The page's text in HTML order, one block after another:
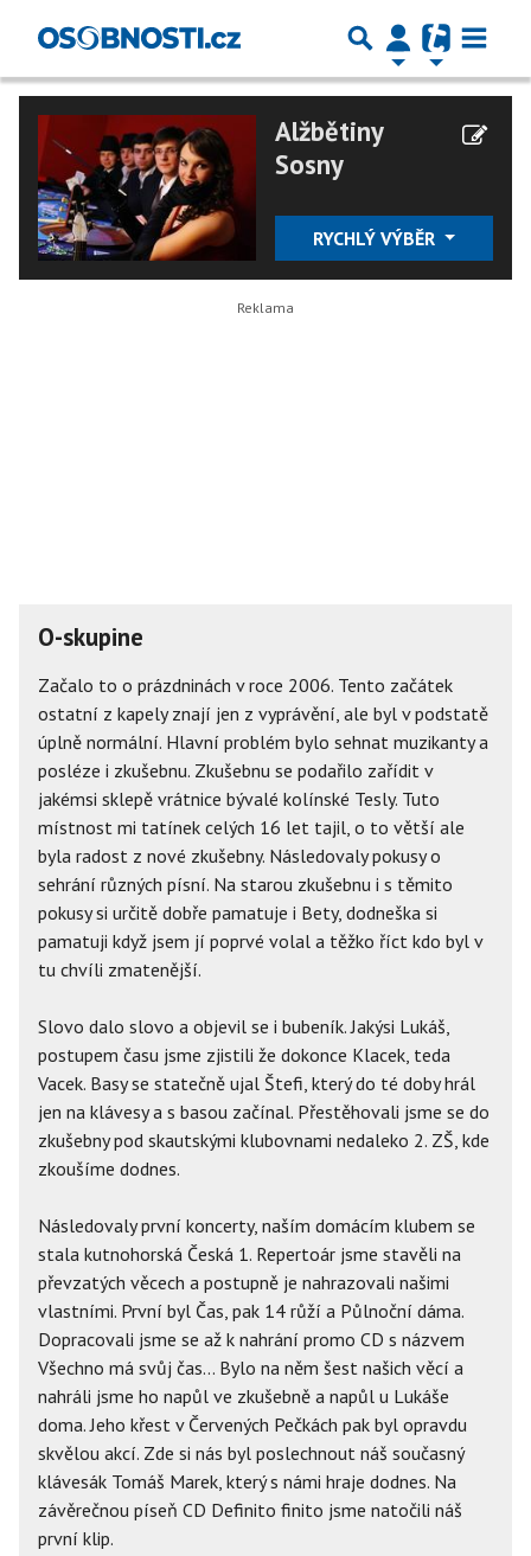
Alžbětiny
Sosny
RYCHLÝ VÝBĚR
O-skupine
Začalo to o prázdninách v roce 2006. Tento začátek
ostatní z kapely znají jen z vyprávění, ale byl v podstatě
úplně normální. Hlavní problém bylo sehnat muzikanty a
posléze i zkušebnu. Zkušebnu se podařilo zařídit v
jakémsi sklepě vrátnice bývalé kolínské Tesly. Tuto
místnost mi tatínek celých 16 let tajil, o to větší ale
byla radost z nové zkušebny. Následovaly pokusy o
sehrání různých písní. Na starou zkušebnu i s těmito
pokusy si určitě dobře pamatuje i Bety, dodneška si
pamatuji když jsem jí poprvé volal a těžko říct kdo byl v
tu chvíli zmatenější.
Slovo dalo slovo a objevil se i bubeník. Jakýsi Lukáš,
postupem času jsme zjistili že dokonce Klacek, teda
Vacek. Basy se statečně ujal Štefi, který do té doby hrál
jen na klávesy a s basou začínal. Přestěhovali jsme se do
zkušebny pod skautskými klubovnami nedaleko 2. ZŠ, kde
zkoušíme dodnes.
Následovaly první koncerty, naším domácím klubem se
stala kutnohorská Česká 1. Repertoár jsme stavěli na
převzatých věcech a postupně je nahrazovali našimi
vlastními. První byl Čas, pak 14 růží a Půlnoční dáma.
Dopracovali jsme se až k nahrání promo CD s názvem
Všechno má svůj čas... Bylo na něm šest našich věcí a
nahráli jsme ho napůl ve zkušebně a napůl u Lukáše
doma. Jeho křest v Červených Pečkách pak byl opravdu
skvělou akcí. Zde si nás byl poslechnout náš současný
klávesák Tomáš Marek, který s námi hraje dodnes. Na
závěrečnou píseň CD Definito finito jsme natočili náš
první klip.